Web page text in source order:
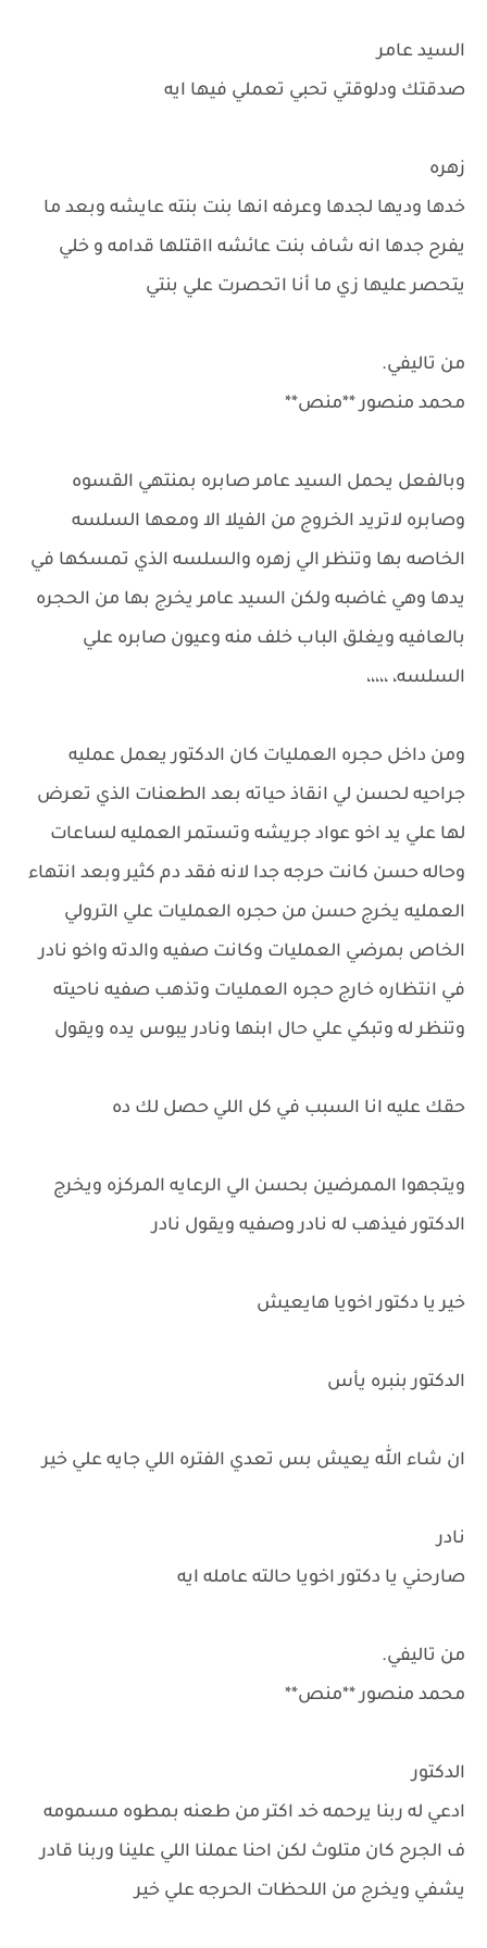
السيد عامر
صدقتك ودلوقتي تحبي تعملي فيها ايه
زهره
خدها وديها لجدها وعرفه انها بنت بنته عايشه وبعد ما
يفرح جدها انه شاف بنت عائشه ااقتلها قدامه و خلي
يتحصر عليها زي ما أنا اتحصرت علي بنتي
من تاليفي.
محمد منصور **منص**
وبالفعل يحمل السيد عامر صابره بمنتهي القسوه
وصابره لاتريد الخروج من الفيلا الا ومعها السلسه
الخاصه بها وتنظر الي زهره والسلسه الذي تمسكها في
يدها وهي غاضبه ولكن السيد عامر يخرج بها من الحجره
بالعافيه ويغلق الباب خلف منه وعيون صابره علي
السلسه، ،،،،،
ومن داخل حجره العمليات كان الدكتور يعمل عمليه
جراحيه لحسن لي انقاذ حياته بعد الطعنات الذي تعرض
لها علي يد اخو عواد جريشه وتستمر العمليه لساعات
وحاله حسن كانت حرجه جدا لانه فقد دم كثير وبعد انتهاء
العمليه يخرج حسن من حجره العمليات علي الترولي
الخاص بمرضي العمليات وكانت صفيه والدته واخو نادر
في انتظاره خارج حجره العمليات وتذهب صفيه ناحيته
وتنظر له وتبكي علي حال ابنها ونادر يبوس يده ويقول
حقك عليه انا السبب في كل اللي حصل لك ده
ويتجهوا الممرضين بحسن الي الرعايه المركزه ويخرج
الدكتور فيذهب له نادر وصفيه ويقول نادر
خير يا دكتور اخويا هايعيش
الدكتور بنبره يأس
ان شاء الله يعيش بس تعدي الفتره اللي جايه علي خير
نادر
صارحني يا دكتور اخويا حالته عامله ايه
من تاليفي.
محمد منصور **منص**
الدكتور
ادعي له ربنا يرحمه خد اكتر من طعنه بمطوه مسمومه
ف الجرح كان متلوث لكن احنا عملنا اللي علينا وربنا قادر
يشفي ويخرج من اللحظات الحرجه علي خير